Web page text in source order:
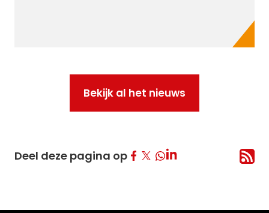
Bekijk al het nieuws
Deel deze pagina opDeel op Facebook
Deel op Twitter
Deel op Whatsapp
Deel op LinkedIn